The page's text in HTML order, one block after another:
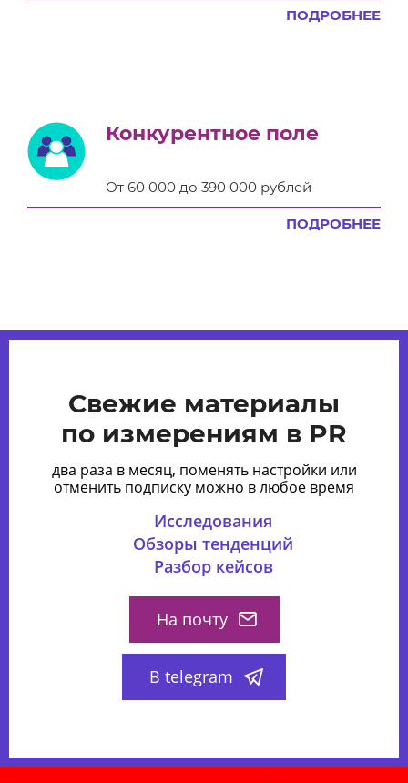
ПОДРОБНЕЕ
Конкурентное поле
От 60 000 до 390 000 рублей
ПОДРОБНЕЕ
Свежие материалы
по измерениям в PR
два раза в месяц, поменять настройки или
отменить подписку можно в любое время
Исследования
Обзоры тенденций
Разбор кейсов
На почту
В telegram